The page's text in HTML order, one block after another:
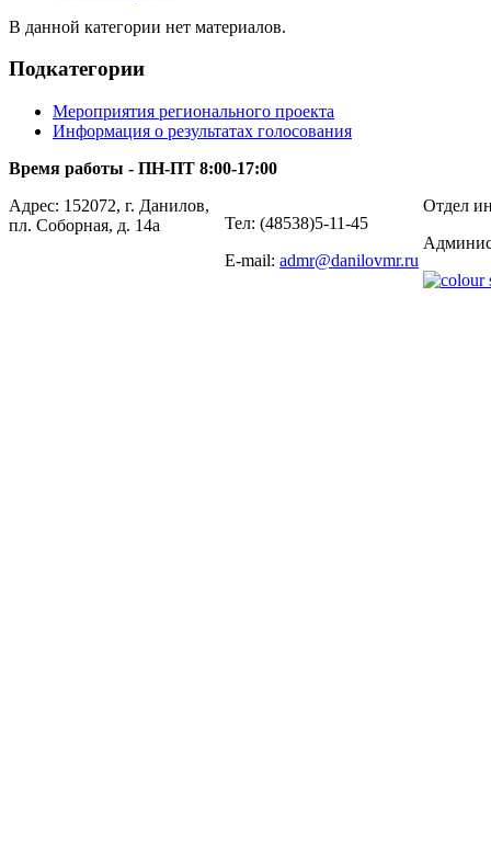
В данной категории нет материалов.
Подкатегории
Мероприятия регионального проекта
Информация о результатах голосования
Время работы - ПН-ПТ 8:00-17:00
Адрес: 152072, г. Данилов,
пл. Соборная, д. 14а
Тел: (48538)5-11-45
E-mail: admr@danilovmr.ru
Отдел